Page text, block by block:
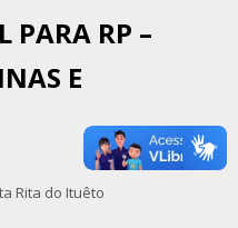
PARA RP –
E
Rita do Ituêto